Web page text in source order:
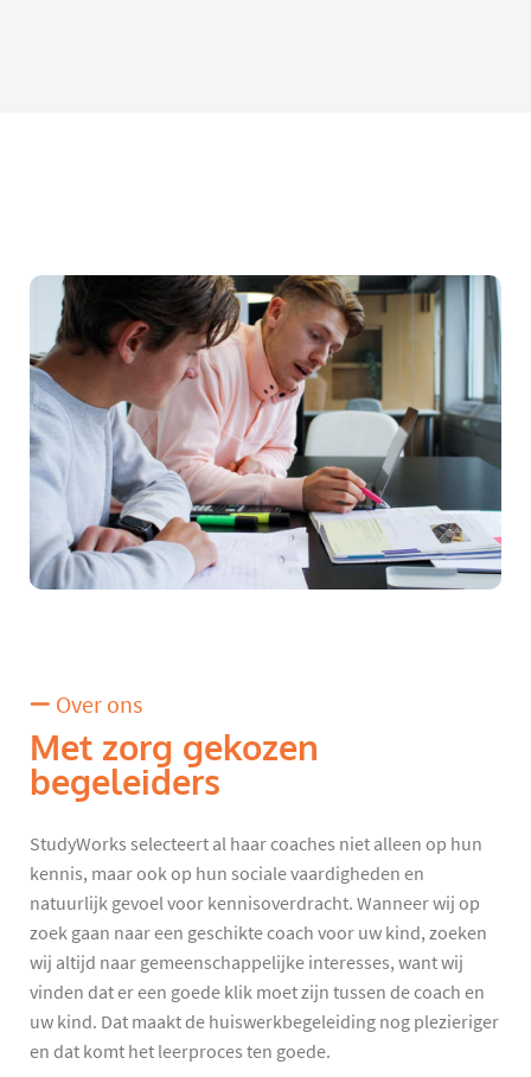
Over ons
Met zorg gekozen
begeleiders
StudyWorks selecteert al haar coaches niet alleen op hun
kennis, maar ook op hun sociale vaardigheden en
natuurlijk gevoel voor kennisoverdracht. Wanneer wij op
zoek gaan naar een geschikte coach voor uw kind, zoeken
wij altijd naar gemeenschappelijke interesses, want wij
vinden dat er een goede klik moet zijn tussen de coach en
uw kind. Dat maakt de huiswerkbegeleiding nog plezieriger
en dat komt het leerproces ten goede.